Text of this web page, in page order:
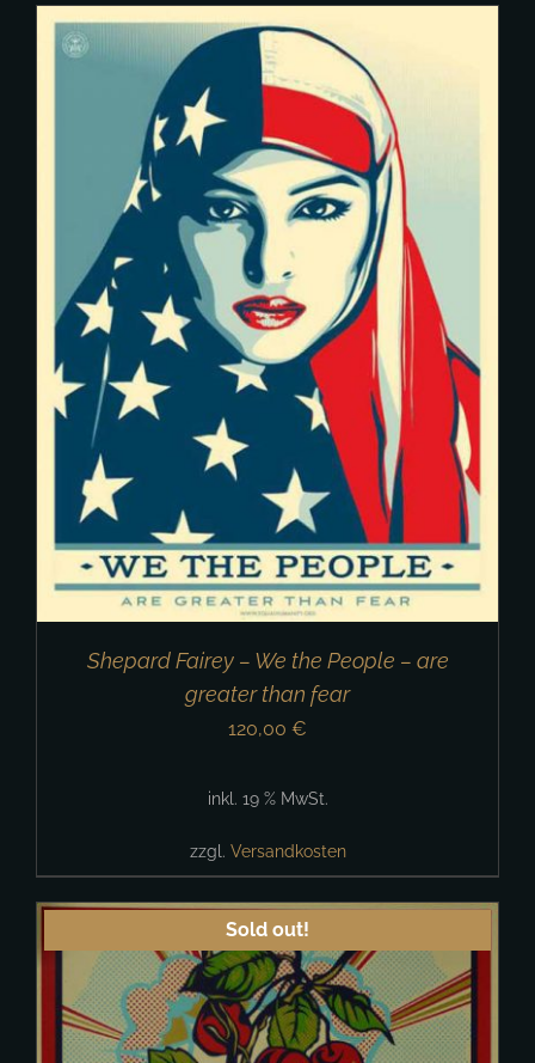
Shepard Fairey – We the People – are
greater than fear
120,00 €
inkl. 19 % MwSt.
zzgl. Versandkosten
Sold out!